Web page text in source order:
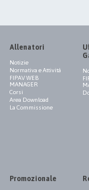
Allenatori
Notizie
Normativa e Attività
FIPAV WEB
MANAGER
Corsi
Area Download
La Commissione
Promozionale